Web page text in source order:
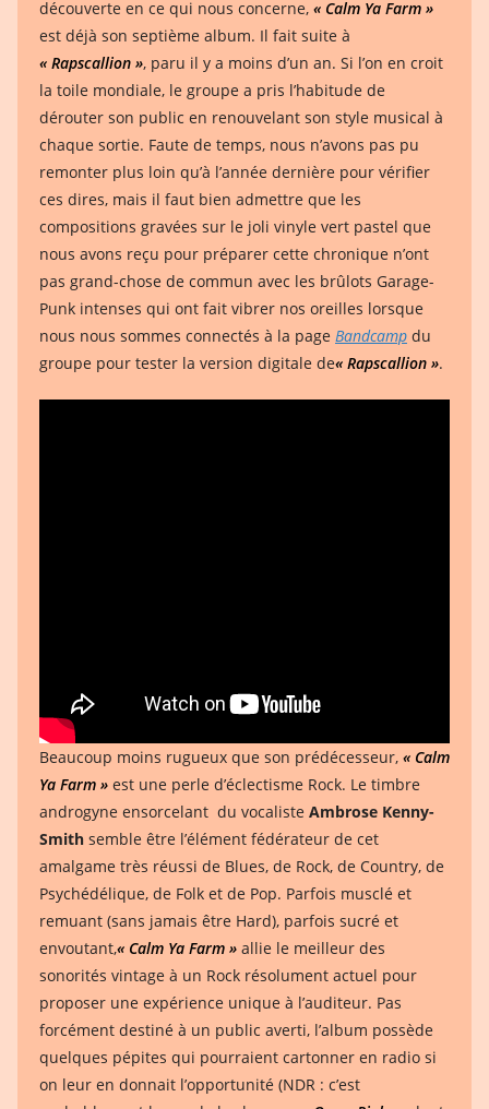
découverte en ce qui nous concerne, « Calm Ya Farm »
est déjà son septième album. Il fait suite à
« Rapscallion », paru il y a moins d’un an. Si l’on en croit
la toile mondiale, le groupe a pris l’habitude de
dérouter son public en renouvelant son style musical à
chaque sortie. Faute de temps, nous n’avons pas pu
remonter plus loin qu’à l’année dernière pour vérifier
ces dires, mais il faut bien admettre que les
compositions gravées sur le joli vinyle vert pastel que
nous avons reçu pour préparer cette chronique n’ont
pas grand-chose de commun avec les brûlots Garage-
Punk intenses qui ont fait vibrer nos oreilles lorsque
nous nous sommes connectés à la page Bandcamp du
groupe pour tester la version digitale de« Rapscallion ».
Beaucoup moins rugueux que son prédécesseur, « Calm
Ya Farm » est une perle d’éclectisme Rock. Le timbre
androgyne ensorcelant du vocaliste Ambrose Kenny-
Smith semble être l’élément fédérateur de cet
amalgame très réussi de Blues, de Rock, de Country, de
Psychédélique, de Folk et de Pop. Parfois musclé et
remuant (sans jamais être Hard), parfois sucré et
envoutant,« Calm Ya Farm » allie le meilleur des
sonorités vintage à un Rock résolument actuel pour
proposer une expérience unique à l’auditeur. Pas
forcément destiné à un public averti, l’album possède
quelques pépites qui pourraient cartonner en radio si
on leur en donnait l’opportunité (NDR : c’est